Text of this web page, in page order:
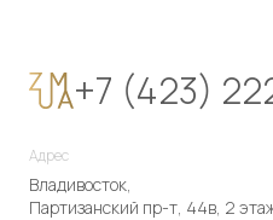
+7 (423)
Адрес
Владивосток,
Партизанский пр-т, 44в, 2